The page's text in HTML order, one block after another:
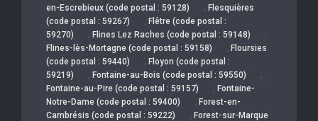
en-Escrebieux (code postal : 59128)
, Flesquières
(code postal : 59267)
, Flêtre (code postal :
59270)
, Flines Lez Raches (code postal : 59148) ,
Flines-lès-Mortagne (code postal : 59158) , Floursies
(code postal : 59440)
, Floyon (code postal :
59219)
, Fontaine-au-Bois (code postal : 59550) ,
Fontaine-au-Pire (code postal : 59157) , Fontaine-
Notre-Dame (code postal : 59400)
, Forest-en-
Cambrésis (code postal : 59222)
, Forest-sur-Marque